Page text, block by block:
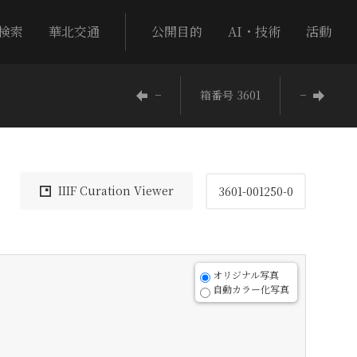
索 華北交通 公開目的 AI・技術 活動
− 箱番号 3601 −
IIIF Curation Viewer 3601-001250-0
オリジナル写真
自動カラー化写真